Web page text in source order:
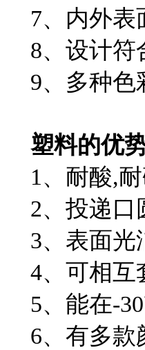
7、内外表
8、设计符
9、多种色
塑料的优
1、 耐酸,
2、投递口
3、表面光
4、可相互
5、能在-
6、有多款